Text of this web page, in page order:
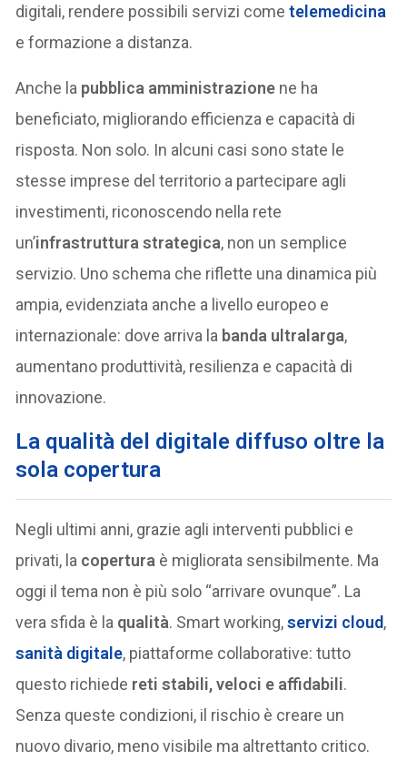
digitali, rendere possibili servizi cometelemedicina
e formazione a distanza.
Anche la pubblica amministrazione ne ha
beneficiato, migliorando efficienza e capacità di
risposta. Non solo. In alcuni casi sono state le
stesse imprese del territorio a partecipare agli
investimenti, riconoscendo nella rete
un’infrastruttura strategica, non un semplice
servizio. Uno schema che riflette una dinamica più
ampia, evidenziata anche a livello europeo e
internazionale: dove arriva la banda ultralarga,
aumentano produttività, resilienza e capacità di
innovazione.
La qualità del digitale diffuso oltre la
sola copertura
Negli ultimi anni, grazie agli interventi pubblici e
privati, la copertura è migliorata sensibilmente. Ma
oggi il tema non è più solo “arrivare ovunque”. La
vera sfida è la qualità. Smart working,servizi cloud,
sanità digitale, piattaforme collaborative: tutto
questo richiede reti stabili, veloci e affidabili.
Senza queste condizioni, il rischio è creare un
nuovo divario, meno visibile ma altrettanto critico.